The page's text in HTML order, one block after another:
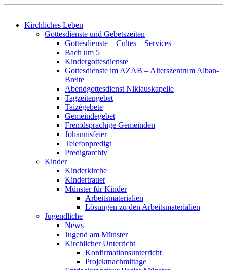
Kirchliches Leben
Gottesdienste und Gebetszeiten
Gottesdienste – Cultes – Services
Bach um 5
Kindergottesdienste
Gottesdienste im AZAB – Alterszentrum Alban-
Breite
Abendgottesdienst Niklauskapelle
Tagzeitengebet
Taizégebete
Gemeindegebet
Fremdsprachige Gemeinden
Johannisfeier
Telefonpredigt
Predigtarchiv
Kinder
Kinderkirche
Kindertrauer
Münster für Kinder
Arbeitsmaterialien
Lösungen zu den Arbeitsmaterialien
Jugendliche
News
Jugend am Münster
Kirchlicher Unterricht
Konfirmationsunterricht
Projektnachmittage